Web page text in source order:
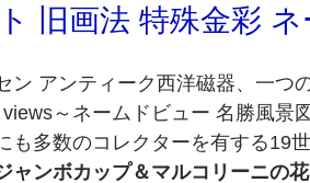
旧画法 特殊金彩
ン アンティーク西洋磁器、一つ
～ネームドビュー 名勝風景図
も多数のコレクターを有する19
ャンボカップ＆マルコリーニの花